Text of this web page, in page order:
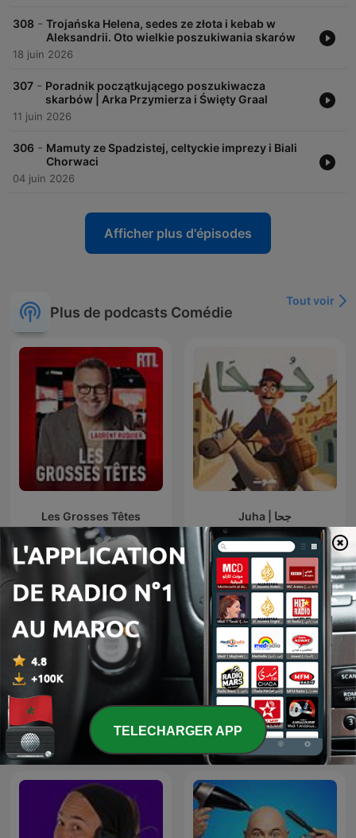
308 - Trojańska Helena, sedes ze złota i kebab w
Aleksandrii. Oto wielkie poszukiwania skarów
18 juin 2026
307 - Poradnik początkującego poszukiwacza
skarbów | Arka Przymierza i Święty Graal
11 juin 2026
306 - Mamuty ze Spadzistej, celtyckie imprezy i Biali
Chorwaci
04 juin 2026
Afficher plus d'épisodes
Plus de podcasts Comédie
Tout voir
Les Grosses Têtes Juha | جحا
L'œil de Philippe
Caverivière
Laurent Gerra
TELECHARGER APP